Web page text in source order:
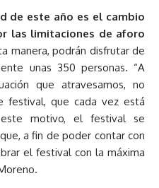
de este año es el cambio
las limitaciones de aforo
manera, podrán disfrutar de
unas 350 personas. “A
que atravesamos, no
festival, que cada vez está
motivo, el festival se
a fin de poder contar con
el festival con la máxima